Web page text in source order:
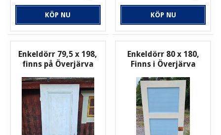
KÖP NU KÖP NU
Enkeldörr 79,5 x 198,
finns på Överjärva
Enkeldörr 80 x 180,
Finns i Överjärva